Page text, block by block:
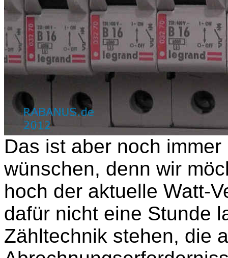
Das ist aber noch
wünschen, denn wir
hoch der aktuelle Watt-
dafür nicht eine Stunde
Zähltechnik stehen, die